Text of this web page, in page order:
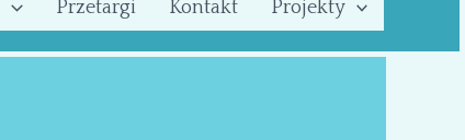
Przetargi Kontakt Projekty